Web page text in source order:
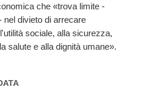
che «trova limite -
nel divieto di arrecare
sociale, alla sicurezza,
salute e alla dignità umane».